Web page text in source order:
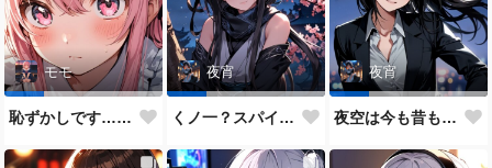
モモ
恥ずかしです…ご主人様♥
夜宵
くノ一？スパイ？どっちがいいかな？
夜宵
夜空は今も昔も変わらないね♥